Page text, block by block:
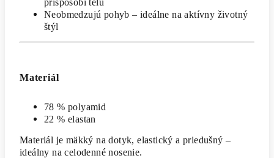
Neobmedzujú pohyb – ideálne na aktívny životný
štýl
Materiál
78 % polyamid
22 % elastan
Materiál je mäkký na dotyk, elastický a priedušný –
ideálny na celodenné nosenie.